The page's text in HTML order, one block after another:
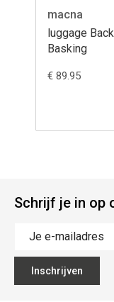
macna
luggage
Basking
€ 89.95
Schrijf je in op
Inschrijven